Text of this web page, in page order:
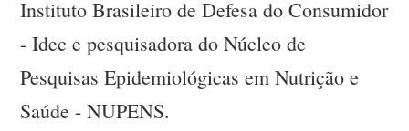
Instituto Brasileiro de Defesa do Consumidor
- Idec e pesquisadora do Núcleo de
Pesquisas Epidemiológicas em Nutrição e
Saúde - NUPENS.